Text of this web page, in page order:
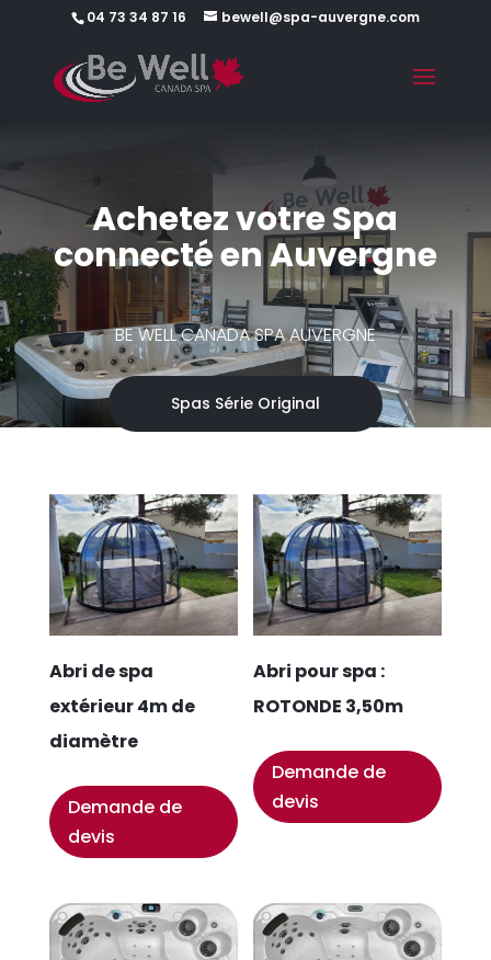
04 73 34 87 16 bewell@spa-auvergne.com
Achetez votre Spa
connecté en Auvergne
BE WELL CANADA SPA AUVERGNE
Spas Série Original
Abri de spa
extérieur 4m de
diamètre
Demande de
devis
Abri pour spa :
ROTONDE 3,50m
Demande de
devis